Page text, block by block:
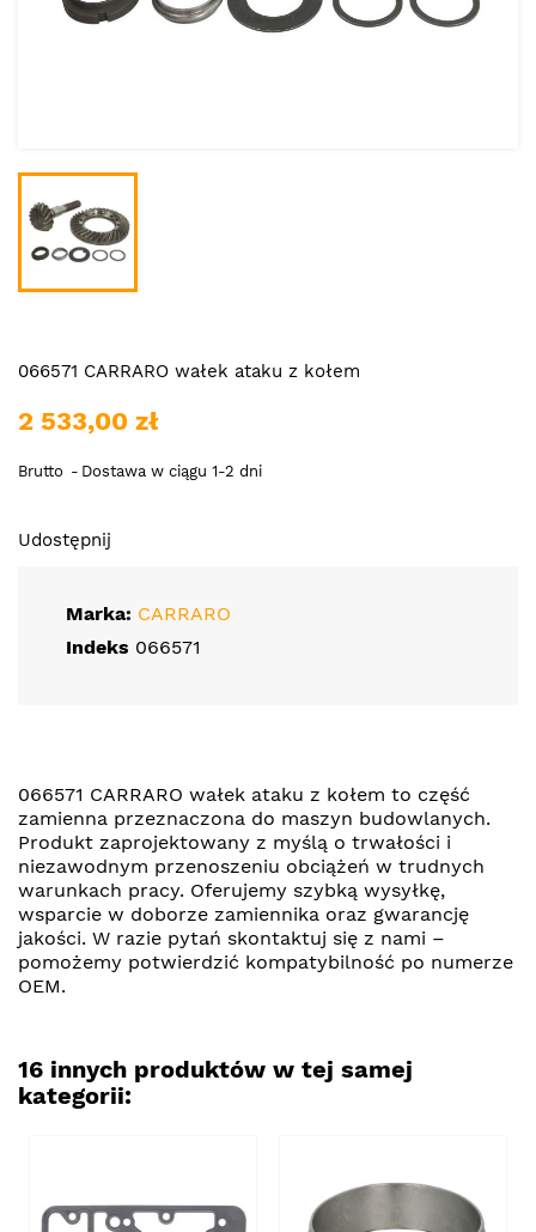
066571 CARRARO wałek ataku z kołem
2 533,00 zł
Brutto Dostawa w ciągu 1-2 dni
Udostępnij
Marka: CARRARO
Indeks 066571
066571 CARRARO wałek ataku z kołem to część
zamienna przeznaczona do maszyn budowlanych.
Produkt zaprojektowany z myślą o trwałości i
niezawodnym przenoszeniu obciążeń w trudnych
warunkach pracy. Oferujemy szybką wysyłkę,
wsparcie w doborze zamiennika oraz gwarancję
jakości. W razie pytań skontaktuj się z nami –
pomożemy potwierdzić kompatybilność po numerze
OEM.
16 innych produktów w tej samej
kategorii: